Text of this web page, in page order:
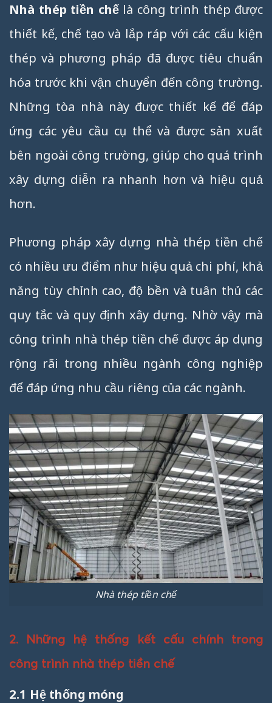
Nhà thép tiền chếlà công trình thép được
thiết kế, chế tạo và lắp ráp với các cấu kiện
thép và phương pháp đã được tiêu chuẩn
hóa trước khi vận chuyển đến công trường.
Những tòa nhà này được thiết kế để đáp
ứng các yêu cầu cụ thể và được sản xuất
bên ngoài công trường, giúp cho quá trình
xây dựng diễn ra nhanh hơn và hiệu quả
hơn.
Phương pháp xây dựng nhà thép tiền chế
có nhiều ưu điểm như hiệu quả chi phí, khả
năng tùy chỉnh cao, độ bền và tuân thủ các
quy tắc và quy định xây dựng. Nhờ vậy mà
công trình nhà thép tiền chế được áp dụng
rộng rãi trong nhiều ngành công nghiệp
để đáp ứng nhu cầu riêng của các ngành.
Nhà thép tiền chế
2. Những hệ thống kết cấu chính trong
công trình nhà thép tiền chế
2.1 Hệ thống móng